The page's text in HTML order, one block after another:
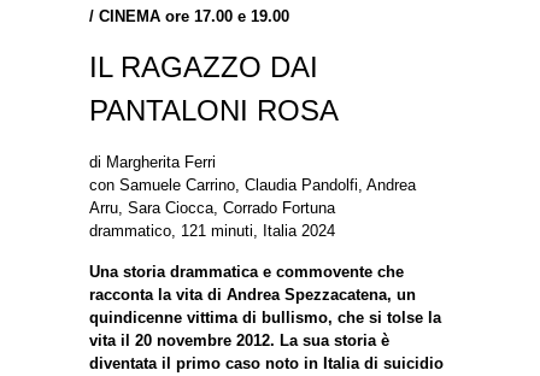
/ CINEMA ore 17.00 e 19.00
IL RAGAZZO DAI
PANTALONI ROSA
di Margherita Ferri
con Samuele Carrino, Claudia Pandolfi, Andrea
Arru, Sara Ciocca, Corrado Fortuna
drammatico, 121 minuti, Italia 2024
Una storia drammatica e commovente che
racconta la vita di Andrea Spezzacatena, un
quindicenne vittima di bullismo, che si tolse la
vita il 20 novembre 2012. La sua storia è
diventata il primo caso noto in Italia di suicidio